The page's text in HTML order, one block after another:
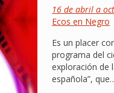
16 de abril a
Ecos en Negro
Es un placer
programa del
exploración de
española”,